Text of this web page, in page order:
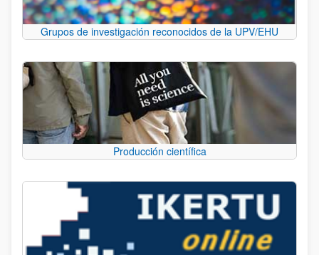
Grupos de investigación reconocidos de la UPV/EHU
Producción científica